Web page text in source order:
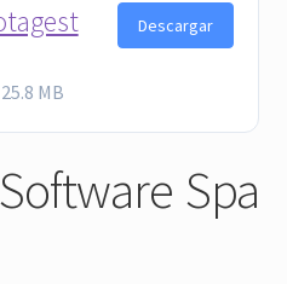
MB
Descargar
Spa